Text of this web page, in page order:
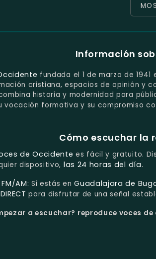
Información
fundada el 1 de marzo de
cristiana, espacios de opinión y
historia y modernidad para
vocación formativa y su compromiso
Cómo escuchar la
de Occidente es fácil y gratuito.
dispositivo, las 24 horas del día.
AM: Si estás enGuadalajara de
DIRECT para disfrutar de una señal
a escuchar? reproduce voces